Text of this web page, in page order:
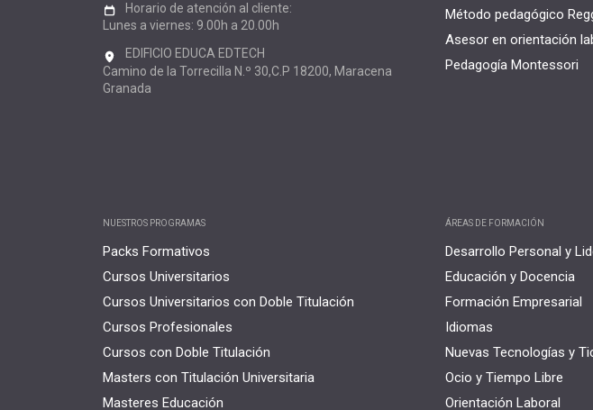
Horario de atención al cliente:
Lunes a viernes: 9.00h a 20.00h
EDIFICIO EDUCA EDTECH
Camino de la Torrecilla N.º 30,C.P 18200, Maracena
Granada
Método pedagógico
Asesor en orientación
Pedagogía Montessori
NUESTROS PROGRAMAS
Packs Formativos
Cursos Universitarios
Cursos Universitarios con Doble Titulación
Cursos Profesionales
Cursos con Doble Titulación
Masters con Titulación Universitaria
Masteres Educación
ÁREAS DE FORMACIÓN
Desarrollo Personal y
Educación y Docencia
Formación Empresarial
Idiomas
Nuevas Tecnologías y
Ocio y Tiempo Libre
Orientación Laboral